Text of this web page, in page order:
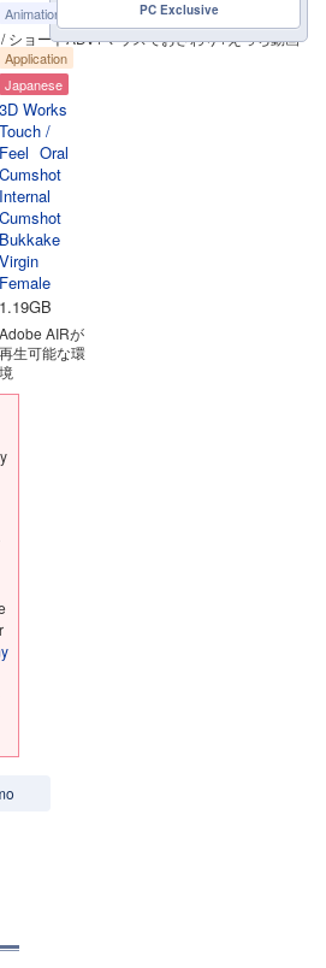
Animation
/ ショートADV+マウスでおさわり+えっち動画
Application
Japanese
3D Works
Touch /
Feel Oral
Cumshot
Internal
Cumshot
Bukkake
Virgin
Female
1.19GB
Adobe AIRが
再生可能な環
境
PC Exclusive